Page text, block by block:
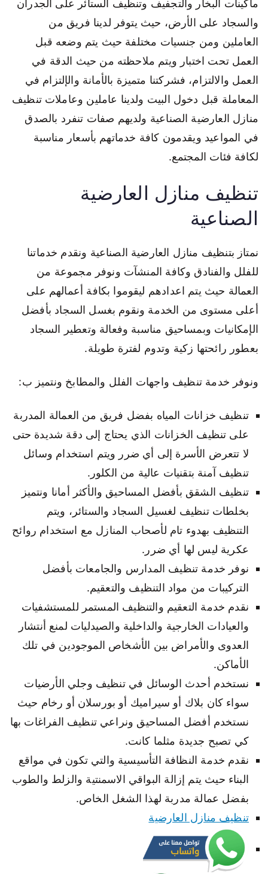
ماكينات البخار والتجفيف وتنظيف الستائر على الجدران
والسجاد على الأرض، حيث يتوفر لدينا فريق من
العاملين ومن جنسيات مختلفة حيث يتم وضعه قبل
العمل تحت اختبار ويتم ملاحظته من حيث الدقة في
العمل والالتزام، فشركتنا متميزة بالأمانة والإلتزام في
المعاملة قبل دخول البيت ولدينا عاملين وعاملات تنظيف
منازل العارضية الصناعية ولديهم صفات تنفرد بالصدق
في المواعيد ويقدمون كافة خدماتهم بأسعار مناسبة
لكافة فئات المجتمع.
تنظيف منازل العارضية
الصناعية
نمتاز بتنظيف منازل العارضية الصناعية ونقدم خدماتنا
للفلل والفنادق وكافة المنشآت ونوفر مجموعة من
العمالة حيث يتم اعدادهم ليقوموا بكافة أعمالهم على
أعلى مستوى من الخدمة ونقوم بغسل السجاد بأفضل
الإمكانيات وبمساحيق مناسبة وفعالة وتعطير السجاد
بعطور رائحتها زكية وتدوم لفترة طويلة.
ونوفر خدمة تنظيف واجهات الفلل والمطابخ ونتميز ب:
تنظيف خزانات المياه بفضل فريق من العمالة المدربة
على تنظيف الخزانات الذي يحتاج إلى دقة شديدة حتى
لا تتعرض الأسرة إلى أي ضرر ويتم استخدام وسائل
تنظيف آمنة بتقنيات عالية من الكلور.
تنظيف الشقق بأفضل المساحيق والأكثر أمانا ونتميز
بخلطات تنظيف لغسيل السجاد والستائر، ويتم
التنظيف بهدوء تام لأصحاب المنازل مع استخدام روائح
عكرية ليس لها أي ضرر.
نوفر خدمة تنظيف المدارس والجامعات بأفضل
التركيبات من مواد التنظيف والتعقيم.
نقدم خدمة التعقيم والتنظيف المستمر للمستشفيات
والعيادات الخارجية والداخلية والصيدليات لمنع أنتشار
العدوى والأمراض بين الأشخاص الموجودين في تلك
الأماكن.
نستخدم أحدث الوسائل في تنظيف وجلي الأرضيات
سواء كان بلاك أو سيراميك أو بورسلان أو رخام حيث
نستخدم أفضل المساحيق ونراعي تنظيف الفراغات بها
كي تصبح جديدة مثلما كانت.
نقدم خدمة النظافة التأسيسية والتي تكون في مواقع
البناء حيث يتم إزالة البواقي الاسمنتية والزلط والطوب
بفضل عمالة مدربة لهذا الشغل الخاص.
تنظيف منازل العارضية